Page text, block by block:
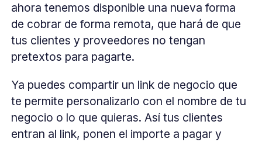
ahora tenemos disponible una nueva forma
de cobrar de forma remota, que hará de que
tus clientes y proveedores no tengan
pretextos para pagarte.
Ya puedes compartir un link de negocio que
te permite personalizarlo con el nombre de tu
negocio o lo que quieras. Así tus clientes
entran al link, ponen el importe a pagar y